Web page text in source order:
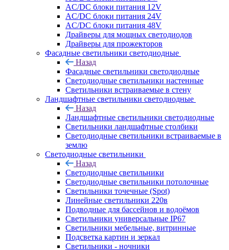
AC/DC блоки питания 12V
AC/DC блоки питания 24V
AC/DC блоки питания 48V
Драйверы для мощных светодиодов
Драйверы для прожекторов
Фасадные светильники светодиодные
Назад
Фасадные светильники светодиодные
Светодиодные светильники настенные
Светильники встраиваемые в стену
Ландшафтные светильники светодиодные
Назад
Ландшафтные светильники светодиодные
Светильники ландшафтные столбики
Светодиодные светильники встраиваемые в
землю
Светодиодные светильники
Назад
Светодиодные светильники
Светодиодные светильники потолочные
Светильники точечные (Spot)
Линейные светильники 220в
Подводные для бассейнов и водоёмов
Светильники универсальные IP67
Светильники мебельные, витринные
Подсветка картин и зеркал
Светильники - ночники